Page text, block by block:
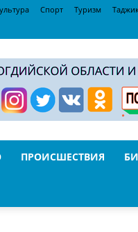
Спорт Туризм
ПРОИСШЕСТВИЯ